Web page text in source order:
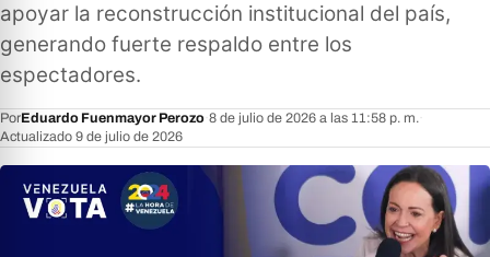
apoyar la reconstrucción institucional del país,
generando fuerte respaldo entre los
espectadores.
PorEduardo Fuenmayor Perozo 8 de julio de 2026 a las 11:58 p. m.
Actualizado 9 de julio de 2026